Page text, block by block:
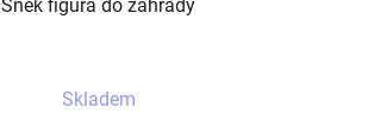
Šnek figura do zahrady
Skladem